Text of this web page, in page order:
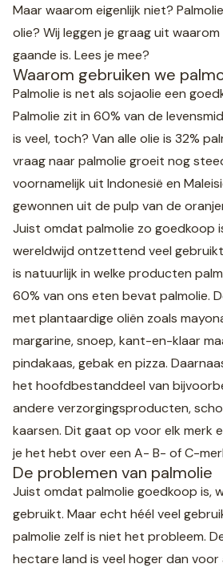
Maar waarom eigenlijk niet?
olie? Wij leggen je graag uit
gaande is. Lees je mee?
Waarom gebruiken we
Palmolie is net als sojaolie een
Palmolie zit in 60% van de
is veel, toch? Van alle olie is 32%
vraag naar palmolie groeit nog
voornamelijk uit Indonesië en
gewonnen uit de pulp van de
Juist omdat palmolie zo goedkoop
wereldwijd ontzettend veel
is natuurlijk in welke producten
60% van ons eten bevat palmolie.
met plantaardige oliën zoals
margarine, snoep, kant-en-klaar
pindakaas, gebak en pizza.
het hoofdbestanddeel van
andere verzorgingsproducten,
kaarsen. Dit gaat op voor elk merk
je het hebt over een A- B- of C-
De problemen van palmolie
Juist omdat palmolie goedkoop is,
gebruikt. Maar echt héél veel
palmolie zelf is niet het probleem.
hectare land is veel hoger dan